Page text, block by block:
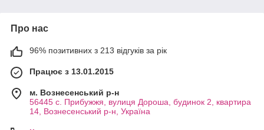
Про нас
96% позитивних з 213 відгуків за рік
Працює з 13.01.2015
м. Вознесенський р-н
56445 с. Прибужжя, вулиця Дороша, будинок 2, квартира
14, Вознесенський р-н, Україна